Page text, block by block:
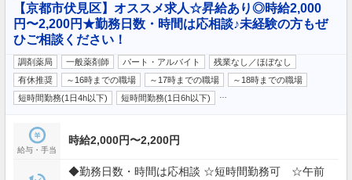
【京都市伏見区】オススメ求人☆昇給あり◎時給2,000
円〜2,200円★勤務日数・時間は応相談♪未経験の方もぜ
ひご相談ください！
調剤薬局 一般薬剤師 パート・アルバイト
残業なし／ほぼなし
有休推奨
～16時までの職場 ～17時までの職場
～18時までの職場
短時間勤務(1日4h以下)
短時間勤務(1日6h以下)
給与・手当
時給2,000円〜2,200円
◆勤務日数・時間は応相談 ☆短時間勤務可 ☆午前